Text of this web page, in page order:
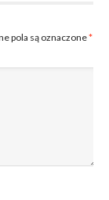
pola są oznaczone*